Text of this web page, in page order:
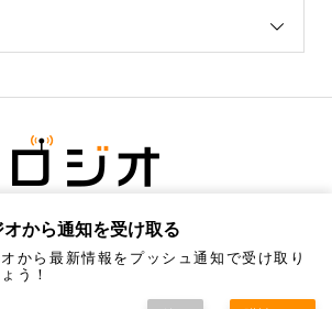
オから通知を受け取る
から最新情報をプッシュ通知で受け取り
う！